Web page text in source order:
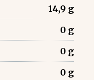
14,9 g
0 g
0 g
0 g